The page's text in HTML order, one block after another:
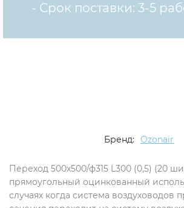
- Срок поставки: 3-5
Бренд: Ozonair
Переход 500х500/ф315 L300 (0,5) (20
прямоугольный оцинкованный
случаях когда система воздуховодов